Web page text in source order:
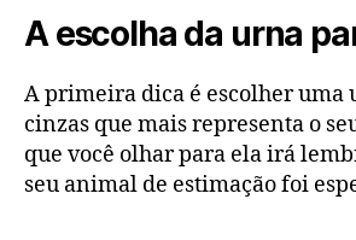
A escolha da urna
A primeira dica é escolher uma
cinzas que mais representa o
que você olhar para ela irá
seu animal de estimação foi